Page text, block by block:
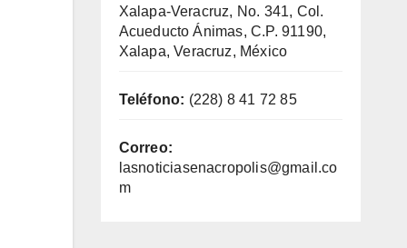
Xalapa-Veracruz, No. 341, Col.
Acueducto Ánimas, C.P. 91190,
Xalapa, Veracruz, México
Teléfono: (228) 8 41 72 85
Correo:
lasnoticiasenacropolis@gmail.co
m